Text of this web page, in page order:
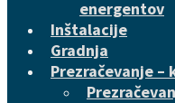
energentov
Inštalacije
Gradnja
Prezračevanje